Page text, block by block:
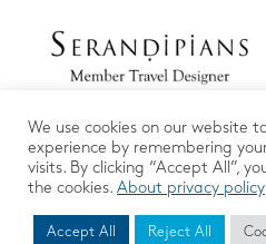
We use cookies on our website
experience by remembering
visits. By clicking “Accept All”,
the cookies. About privacy policy
Accept All Reject All